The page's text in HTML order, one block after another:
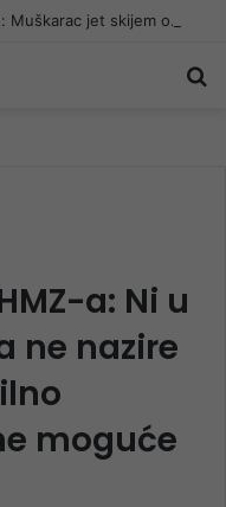
Snimak s Jadrana zgrozio javnost: Muškarac jet skijem ometao avione koji su gasili požar
a: Ni u
ne nazire
moguće